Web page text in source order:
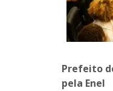
Prefeito
pela Enel